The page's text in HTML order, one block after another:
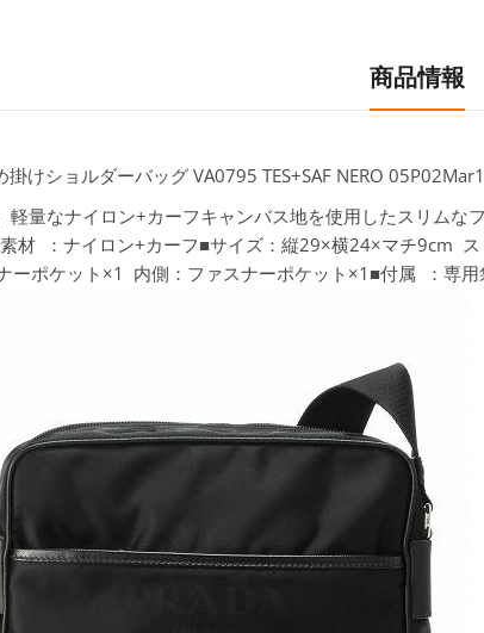
商品情報
掛けショルダーバッグ VA0795 TES+SAF NERO
軽量なナイロン+カーフキャンバス地を使用したスリム
材 ：ナイロン+カーフ■サイズ：縦29×横24×マチ9cm
ーポケット×1 内側：ファスナーポケット×1■付属 ：専用